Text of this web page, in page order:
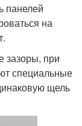
панелей
на
зазоры, при
специальные
щель